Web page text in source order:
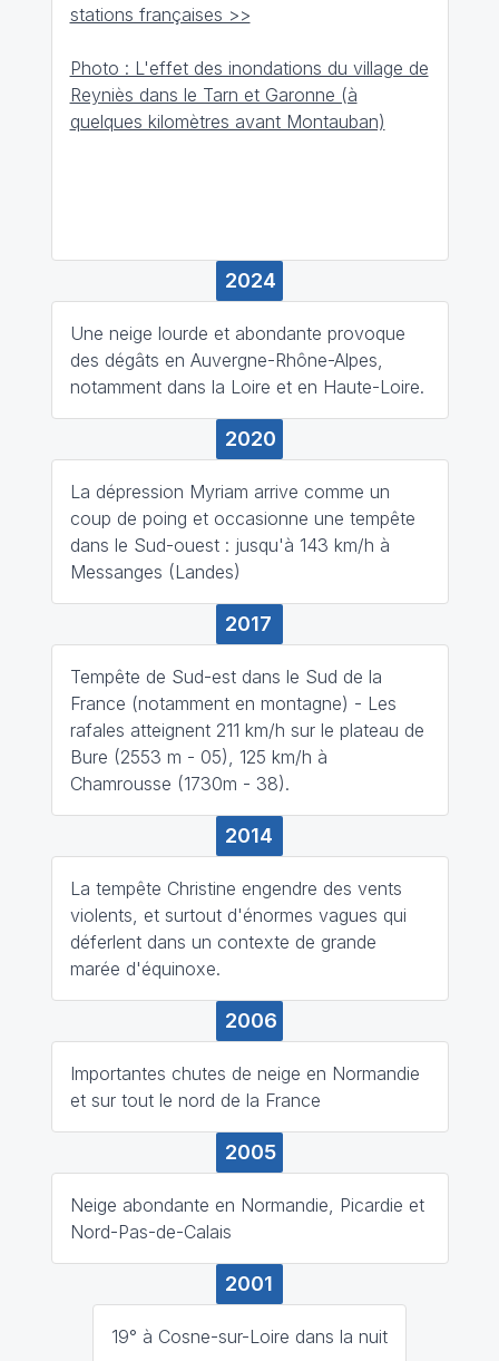
stations françaises >>
Photo : L'effet des inondations du village de
Reyniès dans le Tarn et Garonne (à
quelques kilomètres avant Montauban)
2024
Une neige lourde et abondante provoque
des dégâts en Auvergne-Rhône-Alpes,
notamment dans la Loire et en Haute-Loire.
2020
La dépression Myriam arrive comme un
coup de poing et occasionne une tempête
dans le Sud-ouest : jusqu'à 143 km/h à
Messanges (Landes)
2017
Tempête de Sud-est dans le Sud de la
France (notamment en montagne) - Les
rafales atteignent 211 km/h sur le plateau de
Bure (2553 m - 05), 125 km/h à
Chamrousse (1730m - 38).
2014
La tempête Christine engendre des vents
violents, et surtout d'énormes vagues qui
déferlent dans un contexte de grande
marée d'équinoxe.
2006
Importantes chutes de neige en Normandie
et sur tout le nord de la France
2005
Neige abondante en Normandie, Picardie et
Nord-Pas-de-Calais
2001
19° à Cosne-sur-Loire dans la nuit